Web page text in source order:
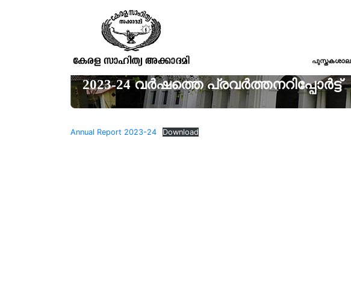
പുസ്തകശാല
2023-24 വർഷത്തെ പ്രവർത്തനറിപ്പോർട്ട്
Annual Report 2023-24 Download